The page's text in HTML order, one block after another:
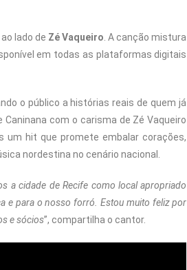
ao lado de Zé Vaqueiro . A canção mistura
em todas as plataformas digitais
o público a histórias reais de quem já
com o carisma de Zé Vaqueiro
um hit que promete embalar corações,
nordestina no cenário nacional.
a cidade de Recife como local apropriado
e para o nosso forró. Estou muito feliz por
e sócios”, compartilha o cantor.